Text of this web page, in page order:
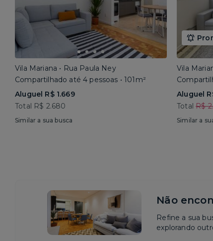
Vila Mariana • Rua Paula Ney
Compartilhado até 4 pessoas • 101m²
Aluguel R$ 1.669
Total R$ 2.680
Similar a sua busca
Vila
Aluguel
TotalR$
Similar a
Não
Refine a sua
explorando